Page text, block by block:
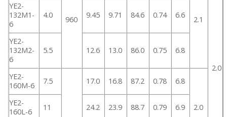
2.0
960 2.1
YE2-
132M1-
6
4.0 9.45 9.71 84.6 0.74 6.6
YE2-
132M2-
6
5.5 12.6 13.0 86.0 0.75 6.8
YE2-
160M-6
7.5 17.0 16.8 87.2 0.78 6.8
2.0
YE2-
160L-6
11 24.2 23.9 88.7 0.79 6.9